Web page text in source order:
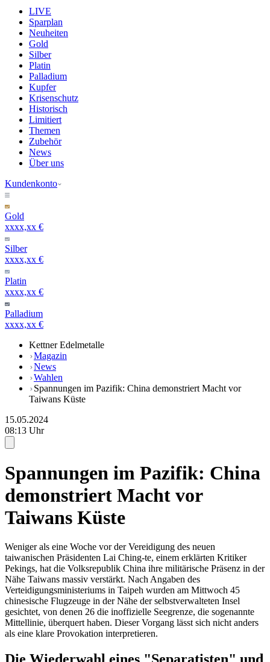
LIVE
Sparplan
Neuheiten
Gold
Silber
Platin
Palladium
Kupfer
Krisenschutz
Historisch
Limitiert
Themen
Zubehör
News
Über uns
Kundenkonto
Gold
xxxx,xx €
Silber
xxxx,xx €
Platin
xxxx,xx €
Palladium
xxxx,xx €
Kettner Edelmetalle
Magazin
News
Wahlen
Spannungen im Pazifik: China demonstriert Macht vor
Taiwans Küste
15.05.2024
08:13 Uhr
Spannungen im Pazifik: China
demonstriert Macht vor
Taiwans Küste
Weniger als eine Woche vor der Vereidigung des neuen
taiwanischen Präsidenten Lai Ching-te, einem erklärten Kritiker
Pekings, hat die Volksrepublik China ihre militärische Präsenz in der
Nähe Taiwans massiv verstärkt. Nach Angaben des
Verteidigungsministeriums in Taipeh wurden am Mittwoch 45
chinesische Flugzeuge in der Nähe der selbstverwalteten Insel
gesichtet, von denen 26 die inoffizielle Seegrenze, die sogenannte
Mittellinie, überquert haben. Dieser Vorgang lässt sich nicht anders
als eine klare Provokation interpretieren.